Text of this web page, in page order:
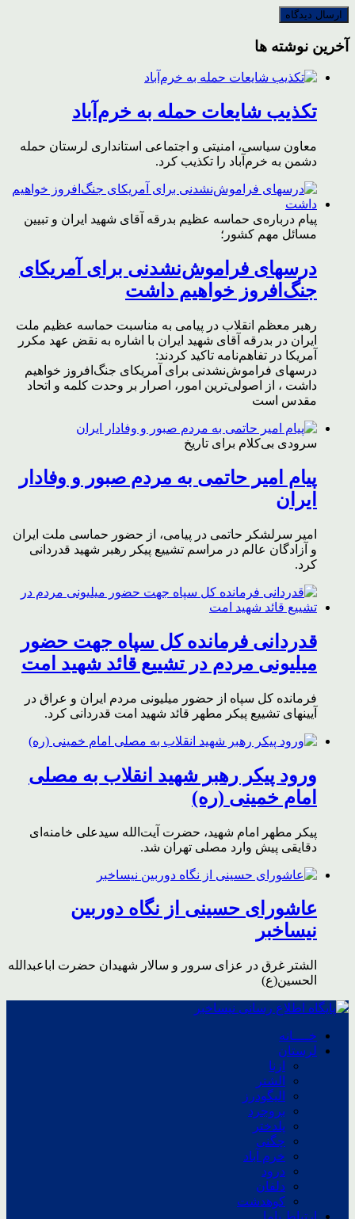
آخرین نوشته ها
تکذیب شایعات حمله به خرم‌آباد
معاون سیاسی، امنیتی و اجتماعی استانداری لرستان حمله
دشمن به خرم‌آباد را تکذیب کرد.
پیام درباره‌ی حماسه عظیم بدرقه آقای شهید ایران و تبیین
مسائل مهم کشور؛
درسهای فراموش‌نشدنی برای آمریکای
جنگ‌افروز خواهیم داشت
رهبر معظم انقلاب در پیامی به مناسبت حماسه عظیم ملت
ایران در بدرقه آقای شهید ایران با اشاره به نقض عهد مکرر
آمریکا در تفاهم‌نامه تاکید کردند:
درسهای فراموش‌نشدنی برای آمریکای جنگ‌افروز خواهیم
داشت ، از اصولی‌ترین امور، اصرار بر وحدت کلمه و اتحاد
مقدس است
سرودی بی‌کلام برای تاریخ
پیام امیر حاتمی به مردم صبور و وفادار
ایران
امیر سرلشکر حاتمی در پیامی، از حضور حماسی ملت ایران
و آزادگان عالم در مراسم تشییع پیکر رهبر شهید قدردانی
کرد.
قدردانی فرمانده کل سپاه جهت حضور
میلیونی مردم در تشییع قائد شهید امت
فرمانده کل سپاه از حضور میلیونی مردم ایران و عراق در
آیینهای تشییع پیکر مطهر قائد شهید امت قدردانی کرد.
ورود پیکر رهبر شهید انقلاب به مصلی
امام خمینی (ره)
پیکر مطهر امام شهید،‌ حضرت آیت‌الله سیدعلی خامنه‌ای
دقایقی پیش وارد مصلی تهران شد.
عاشورای حسینی از نگاه دوربین
نیساخبر
الشتر غرق در عزای سرور و سالار شهیدان حضرت اباعبدالله
الحسین(ع)
خــــانه
لرستان
ازنا
الشتر
الیگودرز
بروجرد
پلدختر
چگنی
خرم آباد
درود
دلفان
کوهدشت